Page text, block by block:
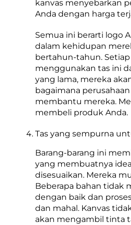
kanvas menyebarkan
Anda dengan harga
Semua ini berarti logo
dalam kehidupan
bertahun-tahun.
menggunakan tas ini
yang lama, mereka
bagaimana
membantu mereka.
membeli produk Anda.
Tas yang sempurna
Barang-barang ini
yang membuatnya
disesuaikan. Mereka
Beberapa bahan tidak
dengan baik dan
dan mahal. Kanvas
akan mengambil tinta